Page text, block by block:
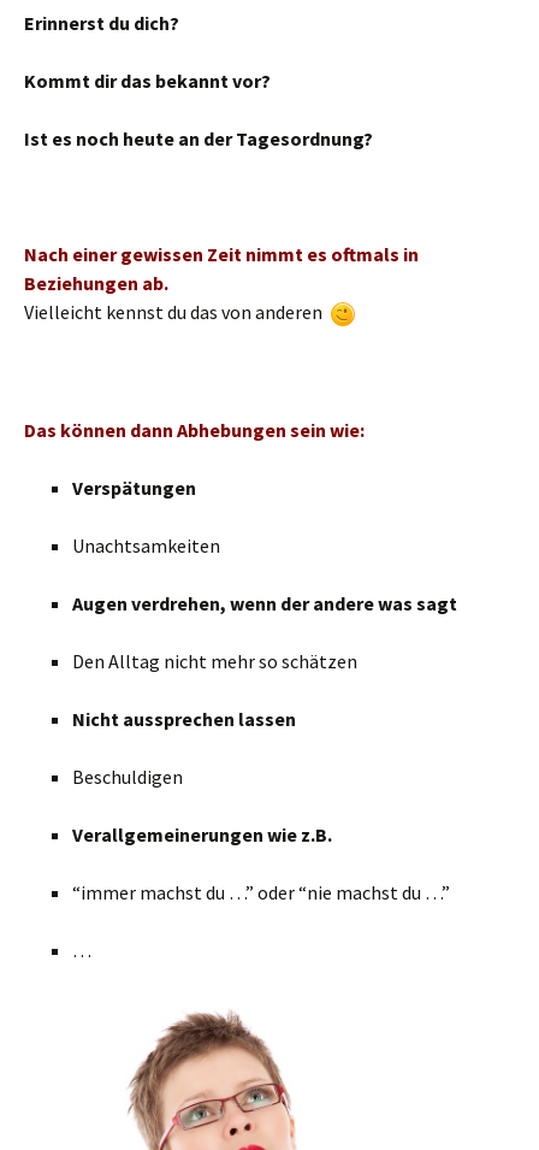
Erinnerst du dich?
Kommt dir das bekannt vor?
Ist es noch heute an der Tagesordnung?
Nach einer gewissen Zeit nimmt es oftmals in
Beziehungen ab.
Vielleicht kennst du das von anderen
Das können dann Abhebungen sein wie:
Verspätungen
Unachtsamkeiten
Augen verdrehen, wenn der andere was sagt
Den Alltag nicht mehr so schätzen
Nicht aussprechen lassen
Beschuldigen
Verallgemeinerungen wie z.B.
“immer machst du …” oder “nie machst du …”
…